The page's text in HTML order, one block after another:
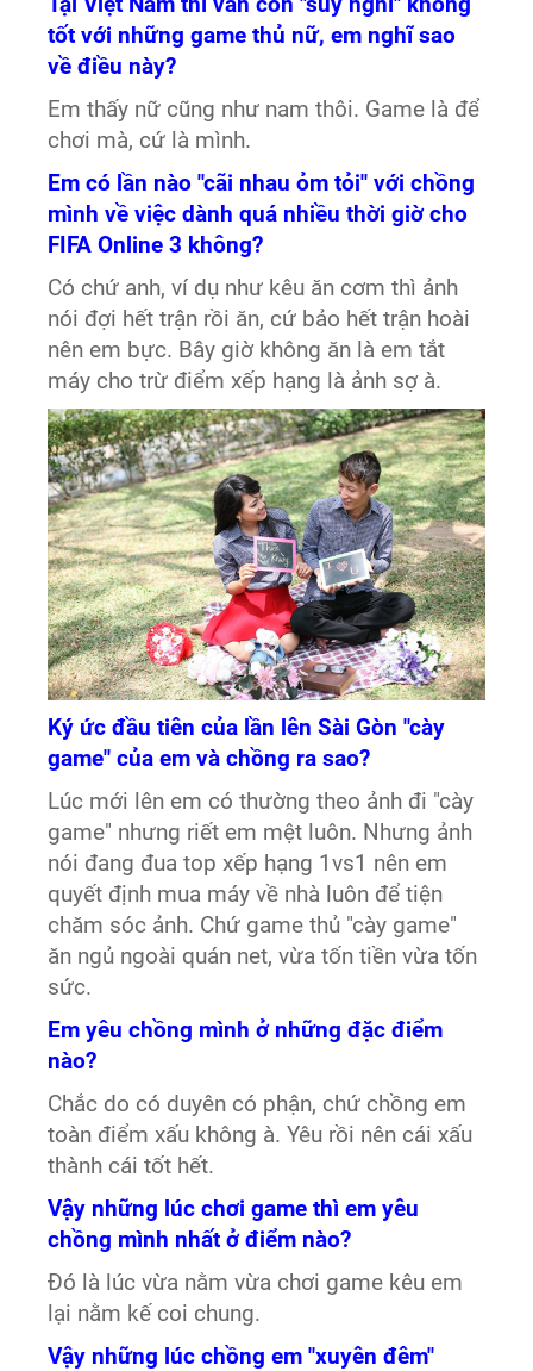
tốt với những game thủ nữ, em nghĩ sao
về điều này?
Em thấy nữ cũng như nam thôi. Game là để
chơi mà, cứ là mình.
Em có lần nào "cãi nhau ỏm tỏi" với chồng
mình về việc dành quá nhiều thời giờ cho
FIFA Online 3 không?
Có chứ anh, ví dụ như kêu ăn cơm thì ảnh
nói đợi hết trận rồi ăn, cứ bảo hết trận hoài
nên em bực. Bây giờ không ăn là em tắt
máy cho trừ điểm xếp hạng là ảnh sợ à.
Ký ức đầu tiên của lần lên Sài Gòn "cày
game" của em và chồng ra sao?
Lúc mới lên em có thường theo ảnh đi "cày
game" nhưng riết em mệt luôn. Nhưng ảnh
nói đang đua top xếp hạng 1vs1 nên em
quyết định mua máy về nhà luôn để tiện
chăm sóc ảnh. Chứ game thủ "cày game"
ăn ngủ ngoài quán net, vừa tốn tiền vừa tốn
sức.
Em yêu chồng mình ở những đặc điểm
nào?
Chắc do có duyên có phận, chứ chồng em
toàn điểm xấu không à. Yêu rồi nên cái xấu
thành cái tốt hết.
Vậy những lúc chơi game thì em yêu
chồng mình nhất ở điểm nào?
Đó là lúc vừa nằm vừa chơi game kêu em
lại nằm kế coi chung.
Vậy những lúc chồng em "xuyên đêm"